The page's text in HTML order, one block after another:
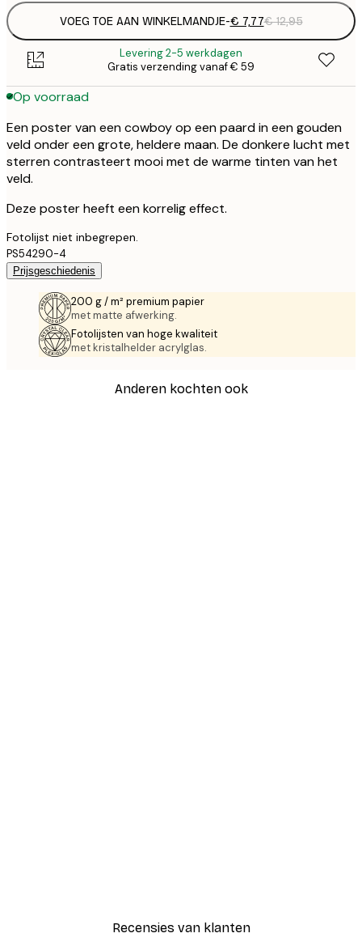
VOEG TOE AAN WINKELMANDJE-€ 7,77€ 12,95
Levering 2-5 werkdagen
Gratis verzending vanaf € 59
Op voorraad
Een poster van een cowboy op een paard in een gouden
veld onder een grote, heldere maan. De donkere lucht met
sterren contrasteert mooi met de warme tinten van het
veld.
Deze poster heeft een korrelig effect.
Fotolijst niet inbegrepen.
PS54290-4
Prijsgeschiedenis
200 g / m² premium papier
met matte afwerking.
Fotolijsten van hoge kwaliteit
met kristalhelder acrylglas.
Anderen kochten ook
Recensies van klanten